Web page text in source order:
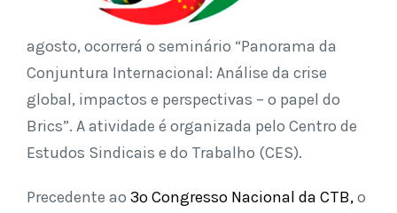
agosto, ocorrerá o seminário “Panorama da
Conjuntura Internacional: Análise da crise
global, impactos e perspectivas – o papel do
Brics”. A atividade é organizada pelo Centro de
Estudos Sindicais e do Trabalho (CES).
Precedente ao 3º Congresso Nacional da CTB,o